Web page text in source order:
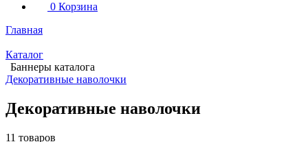
0 Корзина
Главная
Каталог
Баннеры каталога
Декоративные наволочки
Декоративные наволочки
11 товаров